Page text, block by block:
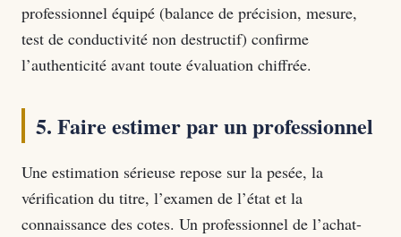
professionnel équipé (balance de précision, mesure,
test de conductivité non destructif) confirme
l’authenticité avant toute évaluation chiffrée.
5. Faire estimer par un professionnel
Une estimation sérieuse repose sur la pesée, la
vérification du titre, l’examen de l’état et la
connaissance des cotes. Un professionnel de l’achat-